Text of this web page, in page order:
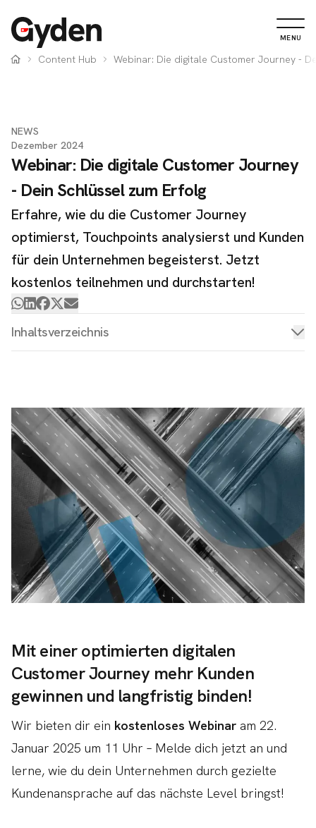
Content Hub Webinar: Die digitale Customer Journey -
MENU
NEWS
Dezember 2024
Webinar: Die digitale Customer Journey
- Dein Schlüssel zum Erfolg
Erfahre, wie du die Customer Journey
optimierst, Touchpoints analysierst und Kunden
für dein Unternehmen begeisterst. Jetzt
kostenlos teilnehmen und durchstarten!
Inhaltsverzeichnis
Mit einer optimierten digitalen
Customer Journey mehr Kunden
gewinnen und langfristig binden!
Wir bieten dir ein kostenloses Webinar am 22.
Januar 2025 um 11 Uhr – Melde dich jetzt an und
lerne, wie du dein Unternehmen durch gezielte
Kundenansprache auf das nächste Level bringst!